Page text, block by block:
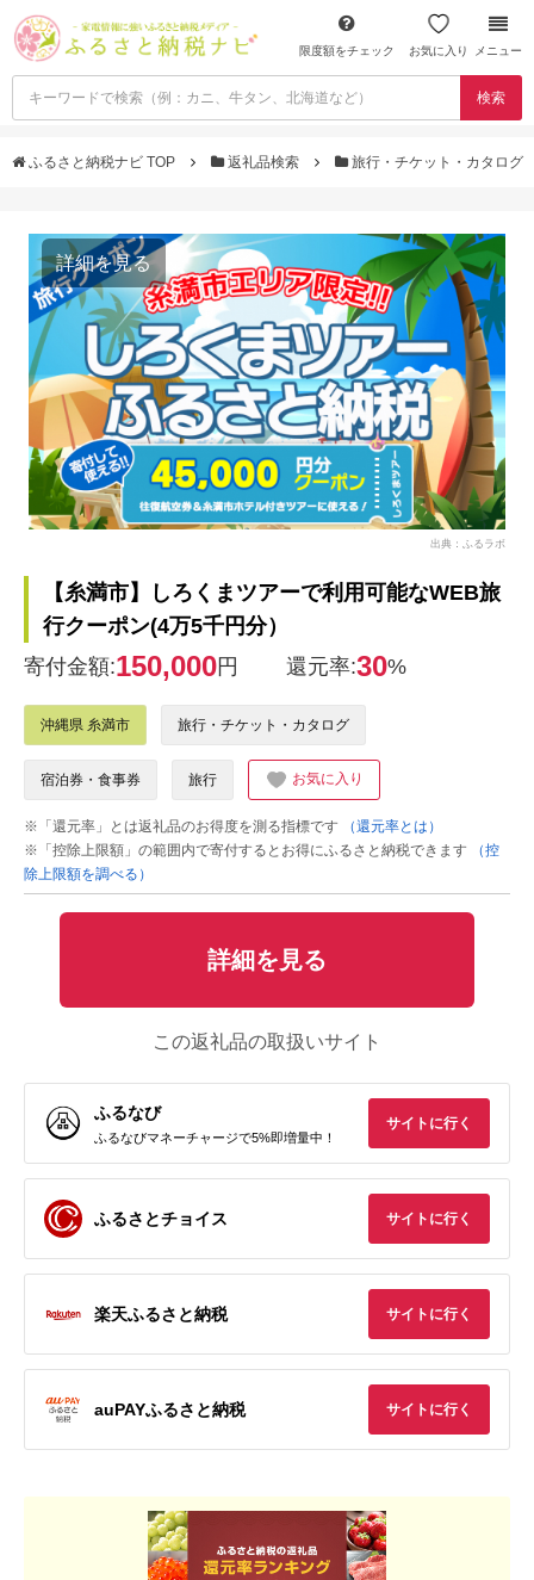
限度額をチェック お気に入り メニュー
検索
ふるさと納税ナビ TOP 返礼品検索 旅行・チケット・カタログ
詳細を見る
出典：ふるラボ
【糸満市】しろくまツアーで利用可能なWEB旅
行クーポン(4万5千円分）
寄付金額:150,000円 還元率:30%
沖縄県 糸満市 旅行・チケット・カタログ
宿泊券・食事券 旅行 お気に入り
※「還元率」とは返礼品のお得度を測る指標です
（還元率とは）
※「控除上限額」の範囲内で寄付するとお得にふるさと納税できます
（控
除上限額を調べる）
詳細を見る
この返礼品の取扱いサイト
ふるなび
ふるなびマネーチャージで5%即増量中！
サイトに行く
ふるさとチョイス サイトに行く
楽天ふるさと納税 サイトに行く
auPAYふるさと納税 サイトに行く